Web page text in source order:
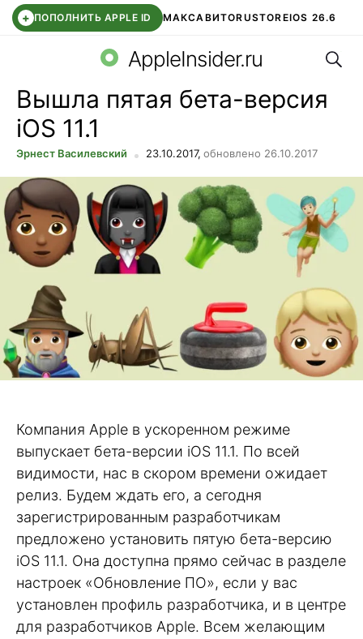
+ ПОПОЛНИТЬ APPLE ID МАКСАВИТОRUSTOREIOS 26.6
СБЕР КИДС ВТБ ОНЛАЙН ЧАТ В ROBLOX
AppleInsider.ru
Вышла пятая бета-версия
iOS 11.1
Эрнест Василевский 23.10.2017, обновлено 26.10.2017
Компания Apple в ускоренном режиме
выпускает бета-версии iOS 11.1. По всей
видимости, нас в скором времени ожидает
релиз. Будем ждать его, а сегодня
зарегистрированным разработчикам
предложено установить пятую бета-версию
iOS 11.1. Она доступна прямо сейчас в разделе
настроек «Обновление ПО», если у вас
установлен профиль разработчика, и в центре
для разработчиков Apple. Всем желающим